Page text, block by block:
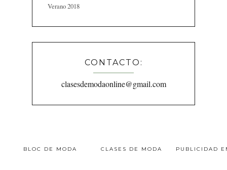
Verano 2018
CONTACTO:
clasesdemodaonline@gmail.com
BLOC DE MODA CLASES DE MODA PUBLICIDAD